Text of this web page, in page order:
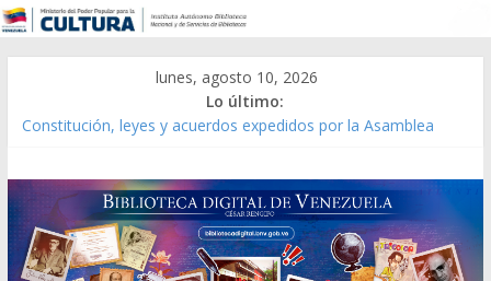
lunes, agosto 10, 2026
Lo último:
Constitución, leyes y acuerdos expedidos por la Asamblea
Modesta Bor Sánchez [material gráfico]
Gaceta Oficial de la República de Venezuela año CXXXIII Mes V,
Caracas 09 de marzo de 2006 N° 38.394
Catálogo temático de obras de Modesta Bor